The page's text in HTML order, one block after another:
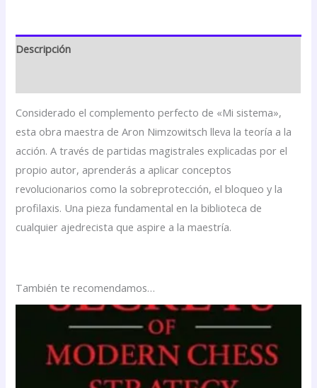
Descripción
Considerado el complemento perfecto de «Mi sistema»,
esta obra maestra de Aron Nimzowitsch lleva la teoría a la
acción. A través de partidas magistrales explicadas por el
propio autor, aprenderás a aplicar conceptos
revolucionarios como la sobreprotección, el bloqueo y la
profilaxis. Una pieza fundamental en la biblioteca de
cualquier ajedrecista que aspire a la maestría.
También te recomendamos…